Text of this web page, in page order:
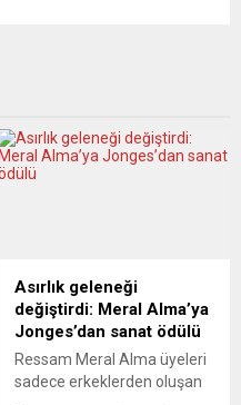
Asırlık geleneği
değiştirdi: Meral Alma’ya
Jonges’dan sanat ödülü
Ressam Meral Alma üyeleri
sadece erkeklerden oluşan